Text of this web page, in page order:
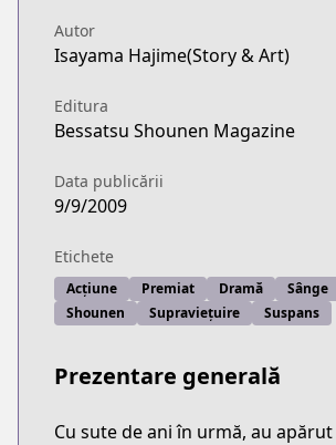
Autor
Isayama Hajime(Story & Art)
Editura
Bessatsu Shounen Magazine
Data publicării
9/9/2009
Etichete
Acțiune Premiat Dramă Sânge
Shounen
Supraviețuire Suspans
Prezentare generală
Cu sute de ani în urmă, au